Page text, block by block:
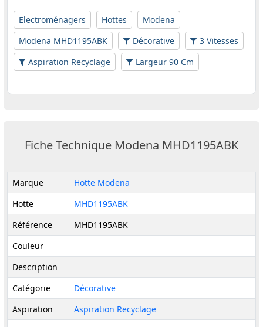
Electroménagers Hottes
Modena
Modena MHD1195ABK
Décorative
3 Vitesses
Aspiration Recyclage
Largeur 90 Cm
Fiche Technique Modena MHD1195ABK
Marque
Hotte Modena
Hotte
MHD1195ABK
Référence
MHD1195ABK
Couleur
Description
Catégorie
Décorative
Aspiration
Aspiration Recyclage